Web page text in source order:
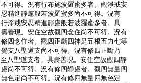
不可得。況有行布施波羅蜜多者。觀淨戒安
忍精進靜慮般若波羅蜜多尚不可得。況有
行淨戒安忍精進靜慮般若波羅蜜多者。具
壽善現。安住空故觀四念住尚不可得。況有
修四念住者。觀四正斷四神足五根五力七等
覺支八聖道支尚不可得。況有修四正斷乃
至八聖道支者。具壽善現。安住空故觀四靜
慮尚不可得。況有修四靜慮者。觀四無量四
無色定尚不可得。況有修四無量四無色定